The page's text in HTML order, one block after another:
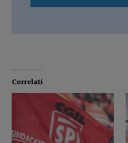
Correlati